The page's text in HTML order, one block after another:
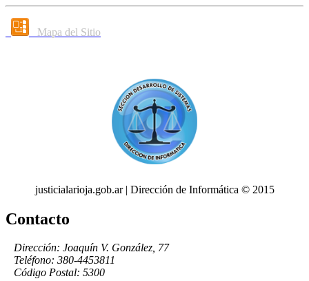
Mapa del Sitio
justicialarioja.gob.ar | Dirección de Informática © 2015
Contacto
Dirección: Joaquín V. González, 77
Teléfono: 380-4453811
Código Postal: 5300